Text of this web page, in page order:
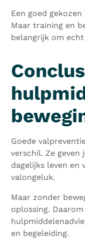
Een goed
Maar training en
belangrijk om
Goede
verschil. Ze
dagelijks leven en
valongeluk.
Maar zonder
oplossing.
en begeleiding.